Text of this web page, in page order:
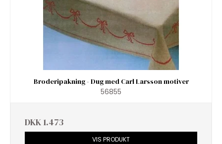
Broderipakning - Dug med Carl Larsson motiver
56855
DKK 1.473
VIS PRODUKT